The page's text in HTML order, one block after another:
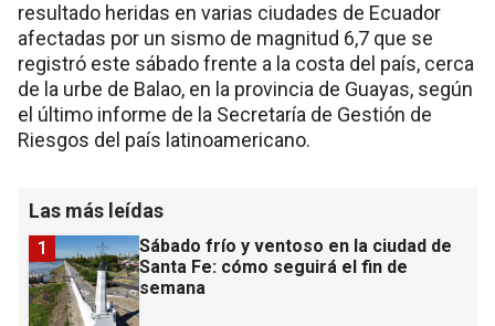
resultado heridas en varias ciudades de Ecuador
afectadas por un sismo de magnitud 6,7 que se
registró este sábado frente a la costa del país, cerca
de la urbe de Balao, en la provincia de Guayas, según
el último informe de la Secretaría de Gestión de
Riesgos del país latinoamericano.
Las más leídas
Sábado frío y ventoso en la ciudad de
Santa Fe: cómo seguirá el fin de
semana
1